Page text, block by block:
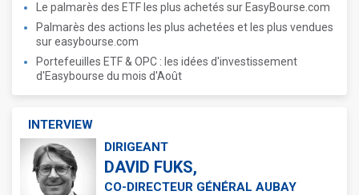
Le palmarès des ETF les plus achetés sur EasyBourse.com
Palmarès des actions les plus achetées et les plus vendues
sur easybourse.com
Portefeuilles ETF & OPC : les idées d'investissement
d'Easybourse du mois d'Août
INTERVIEW
DIRIGEANT
DAVID FUKS,
CO-DIRECTEUR GÉNÉRAL AUBAY